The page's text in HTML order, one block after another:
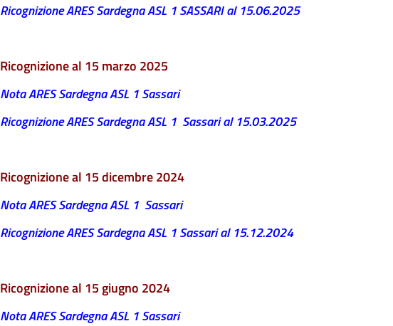
Ricognizione ARES Sardegna ASL 1 SASSARI al 15.06.2025
Ricognizione al 15 marzo 2025
Nota ARES Sardegna ASL 1 Sassari
Ricognizione ARES Sardegna ASL 1 Sassari al 15.03.2025
Ricognizione al 15 dicembre 2024
Nota ARES Sardegna ASL 1 Sassari
Ricognizione ARES Sardegna ASL 1 Sassari al 15.12.2024
Ricognizione al 15 giugno 2024
Nota ARES Sardegna ASL 1 Sassari